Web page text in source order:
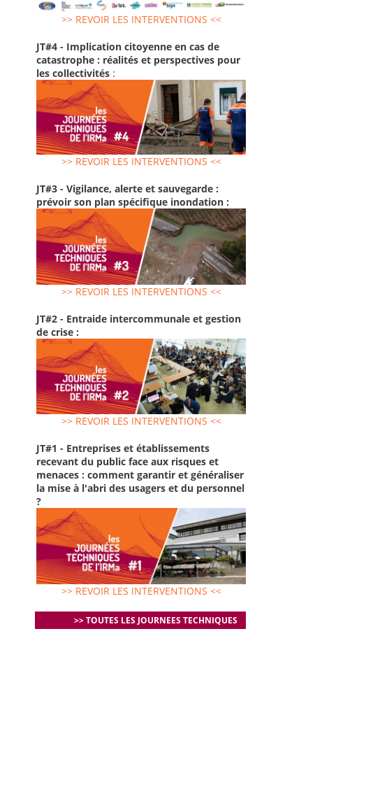
>> REVOIR LES INTERVENTIONS <<
JT#4 - Implication citoyenne en cas de
catastrophe : réalités et perspectives pour
les collectivités :
>> REVOIR LES INTERVENTIONS <<
JT#3 - Vigilance, alerte et sauvegarde :
prévoir son plan spécifique inondation :
>> REVOIR LES INTERVENTIONS <<
JT#2 - Entraide intercommunale et gestion
de crise :
>> REVOIR LES INTERVENTIONS <<
JT#1 - Entreprises et établissements
recevant du public face aux risques et
menaces : comment garantir et généraliser
la mise à l'abri des usagers et du personnel
?
>> REVOIR LES INTERVENTIONS <<
>> TOUTES LES JOURNEES TECHNIQUES